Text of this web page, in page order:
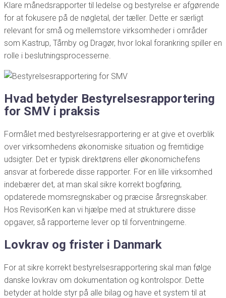
Klare månedsrapporter til ledelse og bestyrelse er afgørende
for at fokusere på de nøgletal, der tæller. Dette er særligt
relevant for små og mellemstore virksomheder i områder
som Kastrup, Tårnby og Dragør, hvor lokal forankring spiller en
rolle i beslutningsprocesserne.
Hvad betyder Bestyrelsesrapportering
for SMV i praksis
Formålet med bestyrelsesrapportering er at give et overblik
over virksomhedens økonomiske situation og fremtidige
udsigter. Det er typisk direktørens eller økonomichefens
ansvar at forberede disse rapporter. For en lille virksomhed
indebærer det, at man skal sikre korrekt bogføring,
opdaterede momsregnskaber og præcise årsregnskaber.
Hos RevisorKen kan vi hjælpe med at strukturere disse
opgaver, så rapporterne lever op til forventningerne.
Lovkrav og frister i Danmark
For at sikre korrekt bestyrelsesrapportering skal man følge
danske lovkrav om dokumentation og kontrolspor. Dette
betyder at holde styr på alle bilag og have et system til at